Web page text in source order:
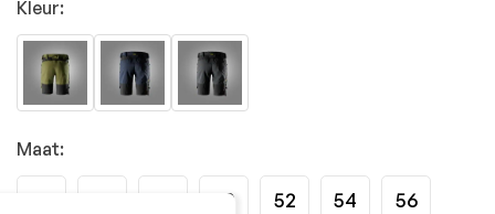
Kleur:
Maat:
50 52 54 56